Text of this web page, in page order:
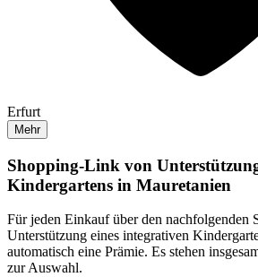
Erfurt
Mehr
Shopping-Link von
Kindergartens in Mauretanien
Für jeden Einkauf über den nachfolgenden
Unterstützung eines integrativen
automatisch eine Prämie. Es stehen
zur Auswahl.